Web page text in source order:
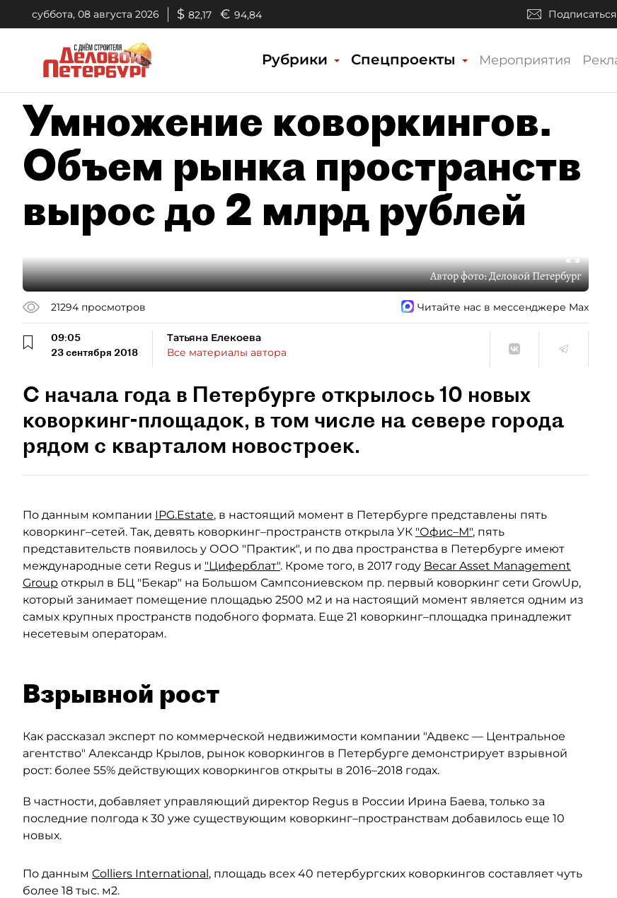
суббота, 08 августа 2026 $ 82,17 € 94,84 Подписаться
Рубрики Спецпроекты Мероприятия
Умножение коворкингов.
Объем рынка пространств
вырос до 2 млрд рублей
Автор фото:Деловой Петербург
21294 просмотров Читайте нас в мессенджере Max
09:05
23 сентября 2018
Татьяна Елекоева
Все материалы автора
С начала года в Петербурге открылось 10 новых
коворкинг-площадок, в том числе на севере города
рядом с кварталом новостроек.
По данным компании IPG.Estate, в настоящий момент в Петербурге представлены пять
коворкинг–сетей. Так, девять коворкинг–пространств открыла УК "Офис–М", пять
представительств появилось у ООО "Практик", и по два пространства в Петербурге имеют
международные сети Regus и "Циферблат". Кроме того, в 2017 году Becar Asset Management
Group открыл в БЦ "Бекар" на Большом Сампсониевском пр. первый коворкинг сети GrowUp,
который занимает помещение площадью 2500 м2 и на настоящий момент является одним из
самых крупных пространств подобного формата. Еще 21 коворкинг–площадка принадлежит
несетевым операторам.
Взрывной рост
Как рассказал эксперт по коммерческой недвижимости компании "Адвекс — Центральное
агентство" Александр Крылов, рынок коворкингов в Петербурге демонстрирует взрывной
рост: более 55% действующих коворкингов открыты в 2016–2018 годах.
В частности, добавляет управляющий директор Regus в России Ирина Баева, только за
последние полгода к 30 уже существующим коворкинг–пространствам добавилось еще 10
новых.
По данным Colliers International, площадь всех 40 петербургских коворкингов составляет чуть
более 18 тыс. м2.